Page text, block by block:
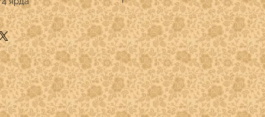
кратном 1/4 ярда.
указывать:
-1
- 2
3
4